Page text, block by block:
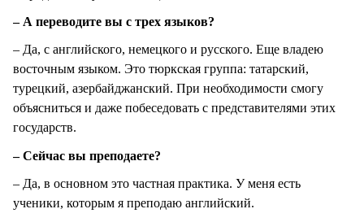
– А переводите вы с трех языков?
– Да, с английского, немецкого и русского. Еще владею
восточным языком. Это тюркская группа: татарский,
турецкий, азербайджанский. При необходимости смогу
объясниться и даже побеседовать с представителями этих
государств.
– Сейчас вы преподаете?
– Да, в основном это частная практика. У меня есть
ученики, которым я преподаю английский.